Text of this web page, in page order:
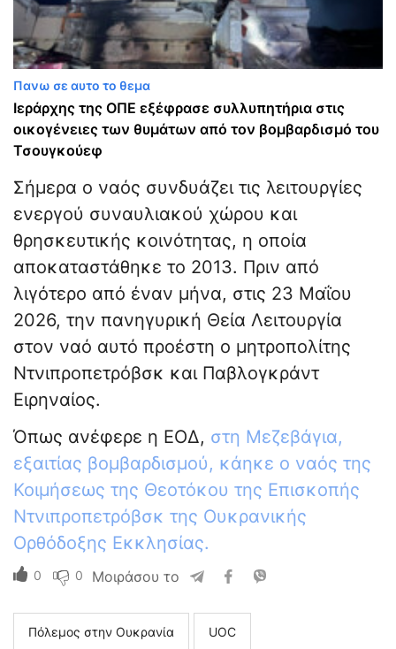
Πανω σε αυτο το θεμα
Ιεράρχης της ΟΠΕ εξέφρασε συλλυπητήρια στις
οικογένειες των θυμάτων από τον βομβαρδισμό του
Τσουγκούεφ
Σήμερα ο ναός συνδυάζει τις λειτουργίες
ενεργού συναυλιακού χώρου και
θρησκευτικής κοινότητας, η οποία
αποκαταστάθηκε το 2013. Πριν από
λιγότερο από έναν μήνα, στις 23 Μαΐου
2026, την πανηγυρική Θεία Λειτουργία
στον ναό αυτό προέστη ο μητροπολίτης
Ντνιπροπετρόβσκ και Παβλογκράντ
Ειρηναίος.
Όπως ανέφερε η ΕΟΔ, στη Μεζεβάγια,
εξαιτίας βομβαρδισμού, κάηκε ο ναός της
Κοιμήσεως της Θεοτόκου της Επισκοπής
Ντνιπροπετρόβσκ της Ουκρανικής
Ορθόδοξης Εκκλησίας.
0 0 Μοιράσου το
Πόλεμος στην Ουκρανία UOC